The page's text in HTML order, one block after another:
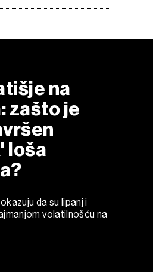
na
zašto je
loša
da su lipanj i
volatilnošću na